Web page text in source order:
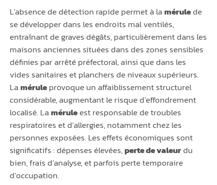
L’absence de détection rapide permet à lamérulede
se développer dans les endroits mal ventilés,
entraînant de graves dégâts, particulièrement dans les
maisons anciennes situées dans des zones sensibles
définies par arrêté préfectoral, ainsi que dans les
vides sanitaires et planchers de niveaux supérieurs.
Laméruleprovoque un affaiblissement structurel
considérable, augmentant le risque d’effondrement
localisé. Laméruleest responsable de troubles
respiratoires et d’allergies, notamment chez les
personnes exposées. Les effets économiques sont
significatifs : dépenses élevées,perte de valeurdu
bien, frais d’analyse, et parfois perte temporaire
d’occupation.